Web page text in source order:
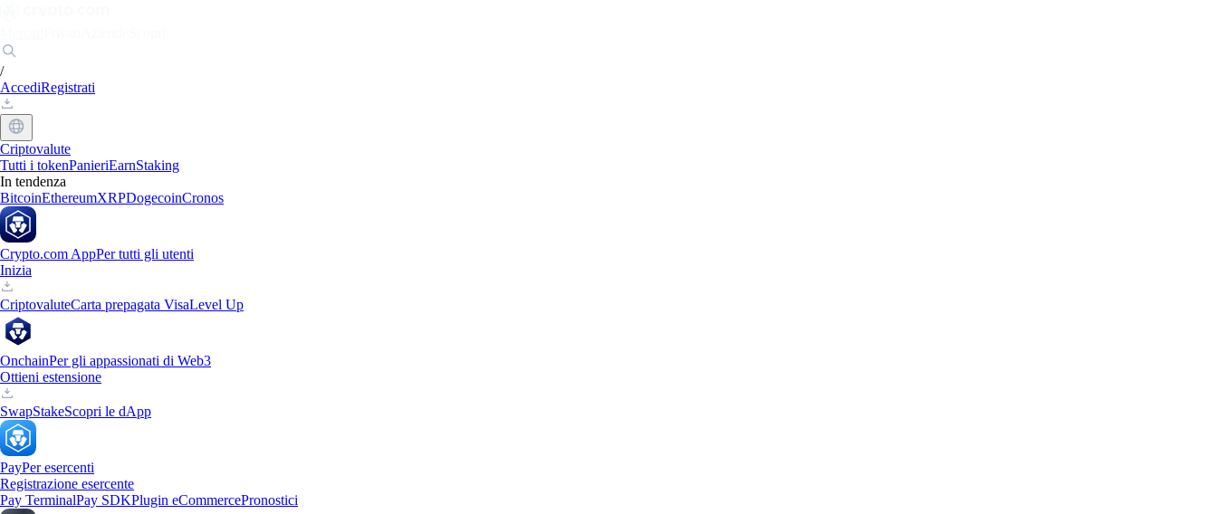
/
AccediRegistrati
Criptovalute
Tutti i tokenPanieriEarnStaking
In tendenza
BitcoinEthereumXRPDogecoinCronos
Crypto.com AppPer tutti gli utenti
Inizia
CriptovaluteCarta prepagata VisaLevel Up
OnchainPer gli appassionati di Web3
Ottieni estensione
SwapStakeScopri le dApp
PayPer esercenti
Registrazione esercente
Pay TerminalPay SDKPlugin eCommercePronostici